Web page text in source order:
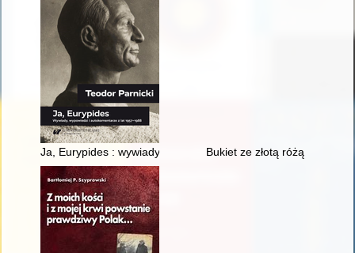
Ja, Eurypides : wywiady, wypowiedzi i autokomentarze z lat
Bukiet ze złotą różą